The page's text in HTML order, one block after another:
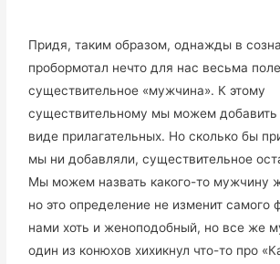
Придя, таким образом, однажды в
пробормотал нечто для нас весьма
существительное «мужчина». К этому
существительному мы можем добавить
виде прилагательных. Но сколько бы
мы ни добавляли, существительное
Мы можем назвать какого-то мужчину
но это определение не изменит самого
нами хоть и женоподобный, но все же
один из конюхов хихикнул что-то про